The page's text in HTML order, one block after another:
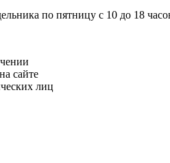
по пятницу с 10 до 18
сайте
лиц